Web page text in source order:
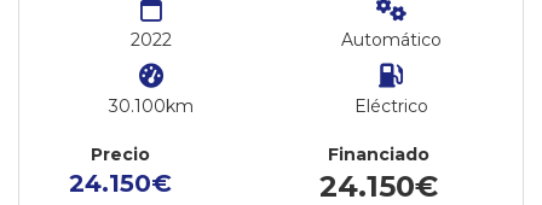
2022
30.100km
Automático
Eléctrico
Precio
24.150€
Financiado
24.150€